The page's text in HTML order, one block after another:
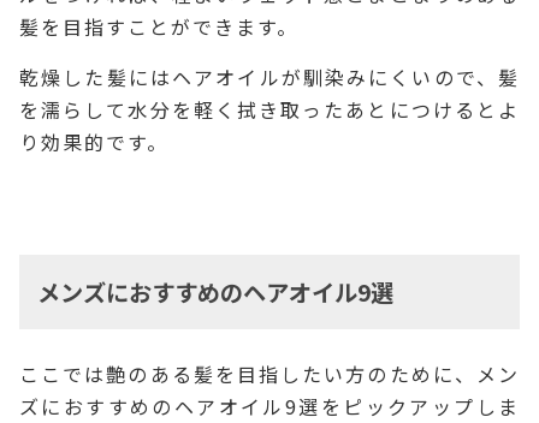
髪を目指すことができます。
乾燥した髪にはヘアオイルが馴染みにくいので、髪
を濡らして水分を軽く拭き取ったあとにつけるとよ
り効果的です。
メンズにおすすめのヘアオイル9選
ここでは艶のある髪を目指したい方のために、メン
ズにおすすめのヘアオイル9選をピックアップしま